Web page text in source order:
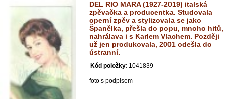
DEL RIO MARA (1927-2019) italská
zpěvačka a producentka. Studovala
operní zpěv a stylizovala se jako
Španělka, přešla do popu, mnoho hitů,
nahrálava i s Karlem Vlachem. Později
už jen produkovala, 2001 odešla do
ústranní.
Kód položky: 1041839
foto s podpisem